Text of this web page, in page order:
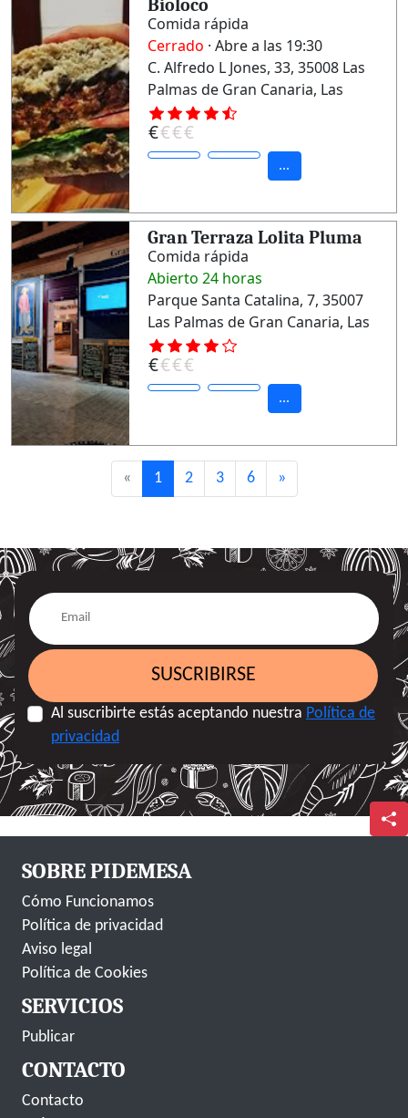
Bioloco
Comida rápida
Cerrado · Abre a las 19:30
C. Alfredo L Jones, 33, 35008 Las
Palmas de Gran Canaria, Las
Palmas
€€€€
...
Gran Terraza Lolita Pluma
Comida rápida
Abierto 24 horas
Parque Santa Catalina, 7, 35007
Las Palmas de Gran Canaria, Las
Palmas
€€€€
...
« 1 2 3 6 »
SUSCRIBIRSE
Al suscribirte estás aceptando nuestra Política de
privacidad
SOBRE PIDEMESA
Cómo Funcionamos
Política de privacidad
Aviso legal
Política de Cookies
SERVICIOS
Publicar
CONTACTO
Contacto